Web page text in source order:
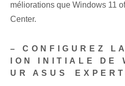
méliorations que Windows 11
Center.
– CONFIGUREZ
ION INITIALE DE
UR ASUS⁢